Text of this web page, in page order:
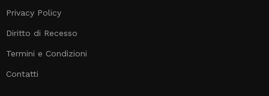
Privacy Policy
Diritto di Recesso
Termini e Condizioni
Contatti